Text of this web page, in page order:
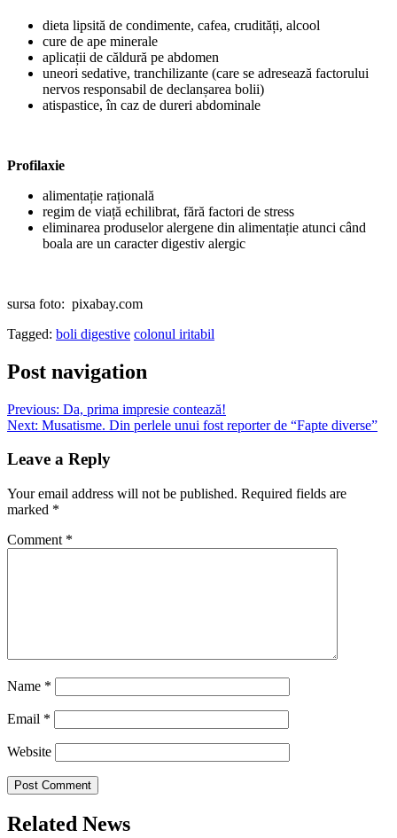
dieta lipsită de condimente, cafea, crudități, alcool
cure de ape minerale
aplicații de căldură pe abdomen
uneori sedative, tranchilizante (care se adresează factorului
nervos responsabil de declanșarea bolii)
atispastice, în caz de dureri abdominale
Profilaxie
alimentație rațională
regim de viață echilibrat, fără factori de stress
eliminarea produselor alergene din alimentație atunci când
boala are un caracter digestiv alergic
sursa foto: pixabay.com
Tagged: boli digestive colonul iritabil
Post navigation
Previous: Da, prima impresie contează!
Next: Musatisme. Din perlele unui fost reporter de “Fapte diverse”
Leave a Reply
Your email address will not be published. Required fields are
marked *
Comment *
Name *
Email *
Website
Related News